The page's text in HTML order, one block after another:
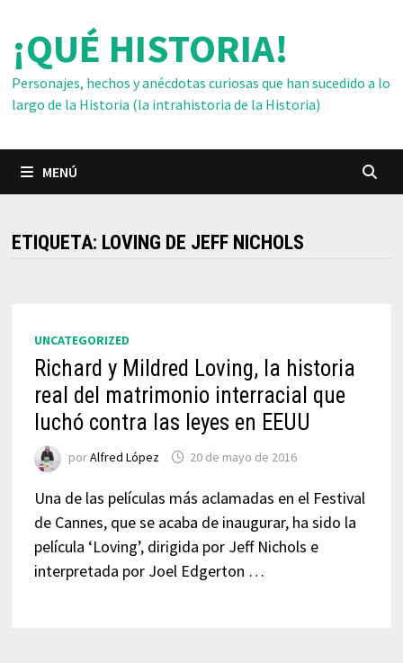
contenido
¡QUÉ HISTORIA!
Personajes, hechos y anécdotas curiosas que han sucedido a lo
largo de la Historia (la intrahistoria de la Historia)
MENÚ
ETIQUETA: LOVING DE JEFF NICHOLS
UNCATEGORIZED
Richard y Mildred Loving, la historia
real del matrimonio interracial que
luchó contra las leyes en EEUU
porAlfred López 20 de mayo de 2016
Una de las películas más aclamadas en el Festival
de Cannes, que se acaba de inaugurar, ha sido la
película ‘Loving’, dirigida por Jeff Nichols e
interpretada por Joel Edgerton …